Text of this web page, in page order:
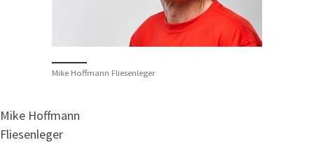
Mike Hoffmann Fliesenleger
Mike Hoffmann
Fliesenleger